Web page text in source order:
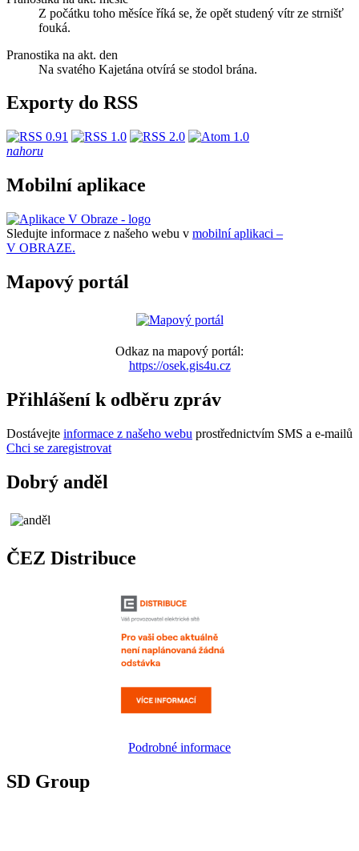
Z počátku toho měsíce říká se, že opět studený vítr ze strnišť
fouká.
Pranostika na akt. den
Na svatého Kajetána otvírá se stodol brána.
Exporty do RSS
nahoru
Mobilní aplikace
Sledujte informace z našeho webu v mobilní aplikaci –
V OBRAZE.
Mapový portál
Odkaz na mapový portál:
https://osek.gis4u.cz
Přihlášení k odběru zpráv
Dostávejte informace z našeho webu prostřednictvím SMS a e-mailů
Chci se zaregistrovat
Dobrý anděl
ČEZ Distribuce
Podrobné informace
SD Group